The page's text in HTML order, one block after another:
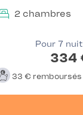
2 chambres
Pour 7
334
33 € remboursés